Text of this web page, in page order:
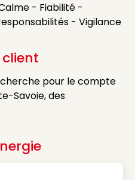
- Fiabilité -
- Vigilance
pour le compte
Savoie, des